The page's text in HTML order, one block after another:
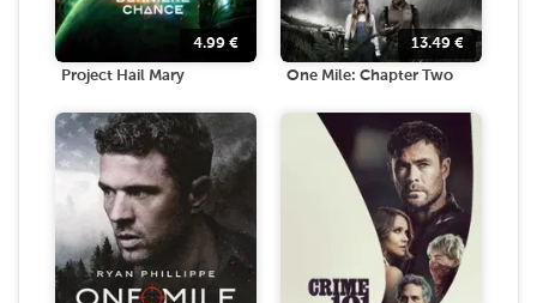
4.99 €
Project Hail Mary
13.49 €
One Mile: Chapter Two